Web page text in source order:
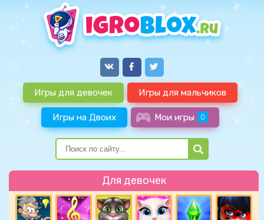
Игры для девочек Игры для мальчиков
Игры на Двоих Мои игры 0
Для девочек